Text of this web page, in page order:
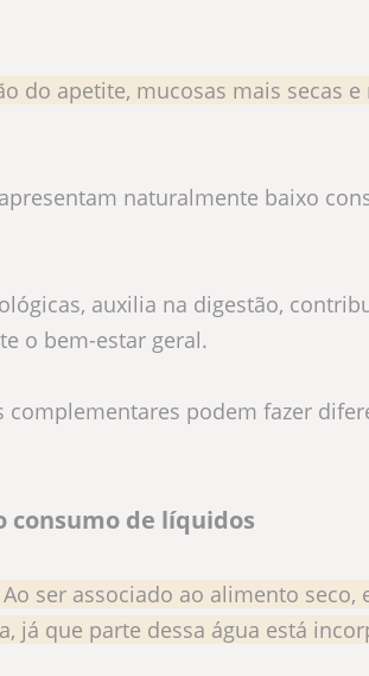
do apetite, mucosas mais secas
naturalmente baixo
auxilia na digestão,
o bem-estar geral.
complementares podem fazer
consumo de líquidos
ser associado ao alimento seco,
já que parte dessa água está